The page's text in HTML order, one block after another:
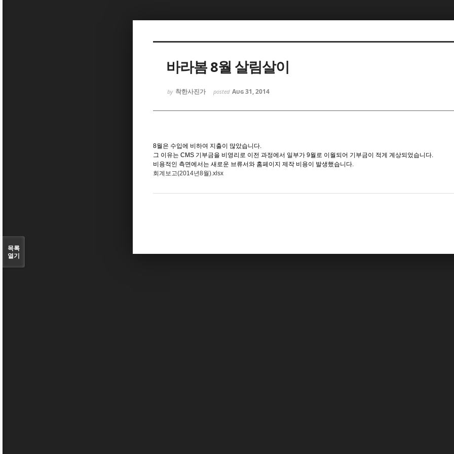
바라봄 8월 살림살이
by 착한사진가 posted Aug 31, 2014
8월은 수입에 비하여 지출이 많았습니다.
그 이유는 CMS 기부금을 비영리로 이전 과정에서 일부가 9월로 이월되어 기부금이 적게 계상되었습니다.
비용적인 측면에서는 새로운 브류서와 홈페이지 제작 비용이 발생했습니다.
회계보고(2014년8월).xlsx
목록
열기
Sketchbook5, 스케치북5
Sketchbook5, 스케치북5